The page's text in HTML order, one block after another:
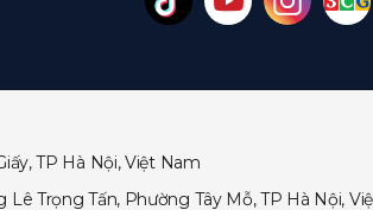
TP Hà Nội, Việt Nam
Trọng Tấn, Phường Tây Mỗ, TP Hà Nội,